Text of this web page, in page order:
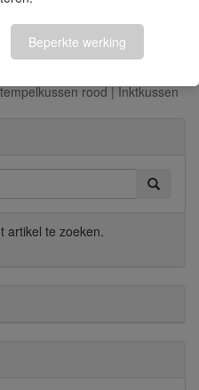
Beperkte werking
zwart
rood | Inktkussen
artikel te zoeken.